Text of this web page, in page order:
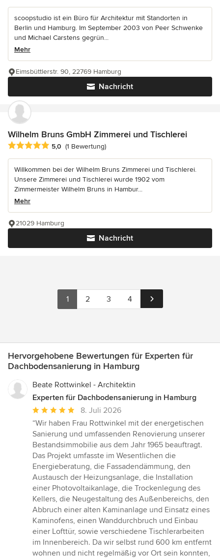
scoopstudio ist ein Büro für Architektur mit Standorten in
Berlin und Hamburg. Im September 2003 von Peer Schwenke
und Michael Carstens gegrün...
Mehr
Nachricht
Eimsbüttlerstr. 90, 22769 Hamburg
Wilhelm Bruns GmbH Zimmerei und Tischlerei
Durchschnittliche Bewertung: 5 von 5 Sternen
5,0 (1 Bewertung)
Willkommen bei der Wilhelm Bruns Zimmerei und Tischlerei.
Unsere Zimmerei und Tischlerei wurde 1902 vom
Zimmermeister Wilhelm Bruns in Hambur...
Mehr
Nachricht
21029 Hamburg
1 2 3 4
Hervorgehobene Bewertungen für Experten für
Dachbodensanierung in Hamburg
Beate Rottwinkel - Architektin
Experten für Dachbodensanierung in Hamburg
Durchschnittliche
Bewertung:
5
von
5
Sternen
8. Juli 2026
“Wir haben Frau Rottwinkel mit der energetischen
Sanierung und umfassenden Renovierung unserer
Bestandsimmobilie aus dem Jahr 1965 beauftragt.
Das Projekt umfasste im Wesentlichen die
Energieberatung, die Fassadendämmung, den
Austausch der Heizungsanlage, die Installation
einer Photovoltaikanlage, die Trockenlegung des
Kellers, die Neugestaltung des Außenbereichs, den
Abbruch einer alten Kaminanlage und Einsatz eines
Kaminofens, einen Wanddurchbruch und Einbau
einer Lofttür, sowie verschiedene Tischlerarbeiten
im Innenbereich. Da wir selbst rund 600 km entfernt
wohnen und nicht regelmäßig vor Ort sein konnten,